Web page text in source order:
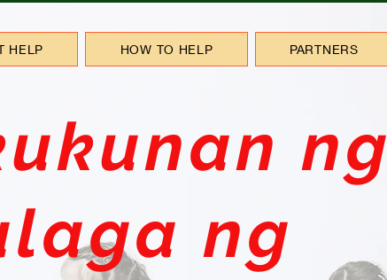
HELP HOW TO HELP PARTNERS
ng
ng